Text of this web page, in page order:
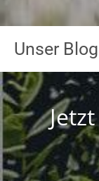
Unser Blog